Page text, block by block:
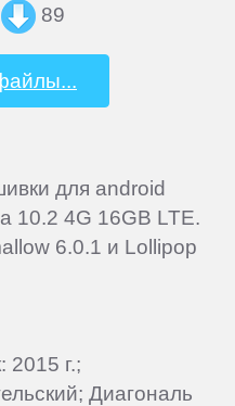
89
для android
10.2 4G 16GB LTE.
6.0.1 и Lollipop
г.;
Диагональ